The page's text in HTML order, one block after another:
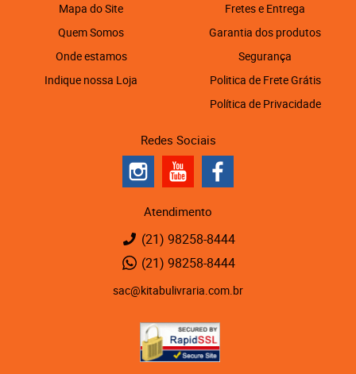
Mapa do Site
Quem Somos
Onde estamos
Indique nossa Loja
Fretes e Entrega
Garantia dos produtos
Segurança
Politica de Frete Grátis
Política de Privacidade
Redes Sociais
Atendimento
(21) 98258-8444
(21) 98258-8444
sac@kitabulivraria.com.br